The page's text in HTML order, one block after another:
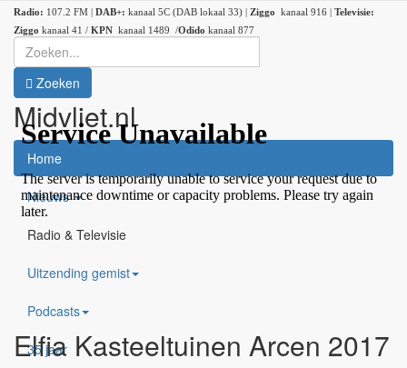
Radio: 107.2 FM | DAB+: kanaal 5C (DAB lokaal 33) | Ziggo kanaal 916 | Televisie:
Ziggo kanaal 41 / KPN kanaal 1489 /Odido kanaal 877
Midvliet.nl
×
Home
Nieuws
Radio & Televisie
Uitzending gemist
Podcasts
35 jaar
Zoeken
Elfia Kasteeltuinen Arcen 2017